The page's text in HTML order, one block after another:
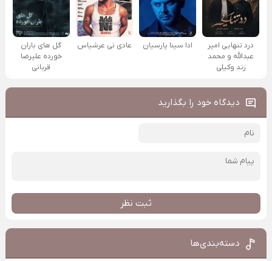
درد تنهایی امیر
عبدالله و محمد
زند وکیلی
ادا سینا پارسیان عادی نی عرشیاس
گل های باران
خورده علیرضا
قربانی
دیدگاه خود را بگذارید
ثبت نظر
دسته‌بندی‌ها